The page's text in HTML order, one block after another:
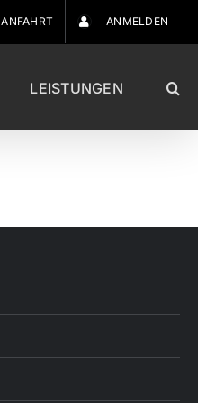
ANFAHRT ANMELDEN
LEISTUNGEN